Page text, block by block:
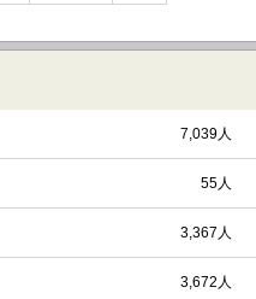
7,039人
55人
3,367人
3,672人